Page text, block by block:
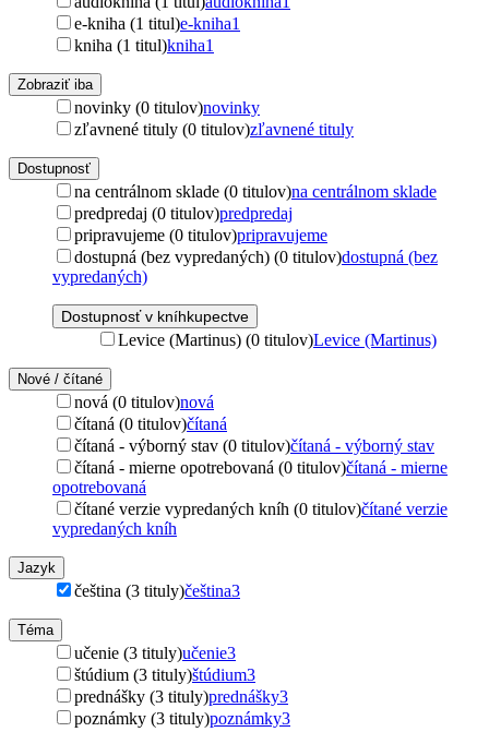
e-kniha (1 titul)e-kniha1
kniha (1 titul)kniha1
Zobraziť iba
novinky (0 titulov)novinky
zľavnené tituly (0 titulov)zľavnené tituly
Dostupnosť
na centrálnom sklade (0 titulov)na centrálnom sklade
predpredaj (0 titulov)predpredaj
pripravujeme (0 titulov)pripravujeme
dostupná (bez vypredaných) (0 titulov)dostupná (bez
vypredaných)
Dostupnosť v kníhkupectve
Levice (Martinus) (0 titulov)Levice (Martinus)
Nové / čítané
nová (0 titulov)nová
čítaná (0 titulov)čítaná
čítaná - výborný stav (0 titulov)čítaná - výborný stav
čítaná - mierne opotrebovaná (0 titulov)čítaná - mierne
opotrebovaná
čítané verzie vypredaných kníh (0 titulov)čítané verzie
vypredaných kníh
Jazyk
čeština (3 tituly)čeština3
Téma
učenie (3 tituly)učenie3
štúdium (3 tituly)štúdium3
prednášky (3 tituly)prednášky3
poznámky (3 tituly)poznámky3